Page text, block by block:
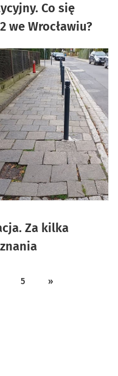
Co się
we Wrocławiu?
Za kilka
5 »